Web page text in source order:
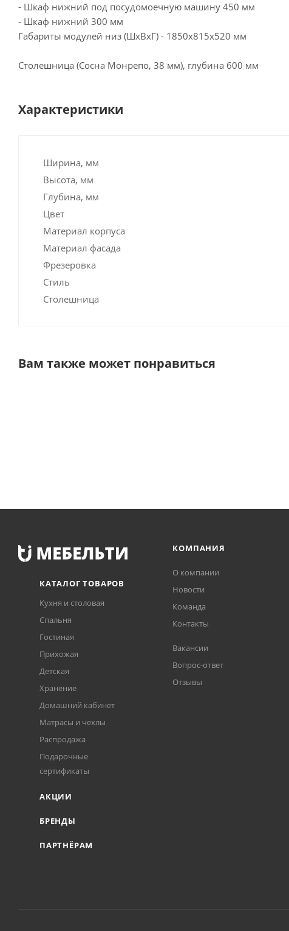
- Шкаф нижний под посудомоечную машину 450 мм
- Шкаф нижний 300 мм
Габариты модулей низ (ШхВхГ) - 1850х815х520 мм
Столешница (Сосна Монрепо, 38 мм), глубина 600 мм
Характеристики
Ширина, мм
Высота, мм
Глубина, мм
Цвет
Материал корпуса
Материал фасада
Фрезеровка
Стиль
Столешница
Вам также может понравиться
КАТАЛОГ ТОВАРОВ
Кухня и столовая
Спальня
Гостиная
Прихожая
Детская
Хранение
Домашний кабинет
Матрасы и чехлы
Распродажа
Подарочные
сертификаты
АКЦИИ
БРЕНДЫ
ПАРТНЁРАМ
КОМПАНИЯ
О компании
Новости
Команда
Контакты
Вакансии
Вопрос-ответ
Отзывы